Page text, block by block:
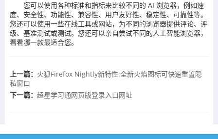
您可以使用各种标准和指标来比较不同的 AI 浏览器，例如速
度、安全性、功能性、兼容性、用户友好性、稳定性、可靠性等。
您还可以使用一些在线工具或网站，为不同的浏览器提供评论、评
级、基准测试或测试。您还可以亲自尝试不同的人工智能浏览器，
看看哪一款最适合您。
上一篇： 火狐Firefox Nightly新特性:全新火焰图标可快速重置隐
私窗口
下一篇： 超星学习通网页版登录入口网址